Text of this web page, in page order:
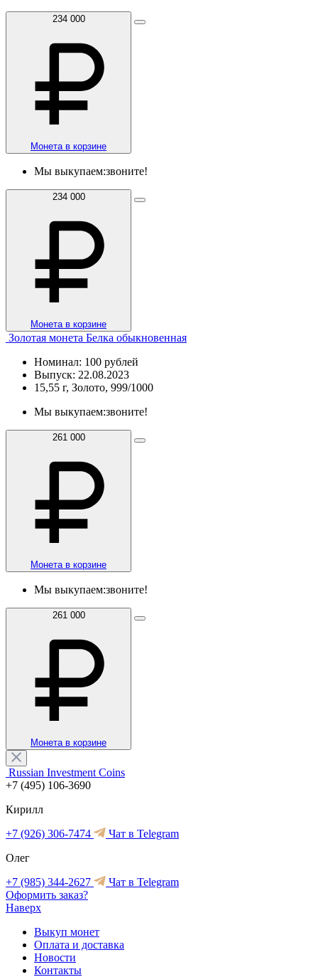
234 000
Монета в корзине
Мы выкупаем:звоните!
234 000
Монета в корзине
Золотая монета Белка обыкновенная
Номинал: 100 рублей
Выпуск: 22.08.2023
15,55 г, Золото, 999/1000
Мы выкупаем:звоните!
261 000
Монета в корзине
Мы выкупаем:звоните!
261 000
Монета в корзине
Russian Investment Coins
+7 (495) 106-3690
Кирилл
+7 (926) 306-7474
Чат в Telegram
Олег
+7 (985) 344-2627
Чат в Telegram
Оформить заказ?
Наверх
Выкуп монет
Оплата и доставка
Новости
Контакты